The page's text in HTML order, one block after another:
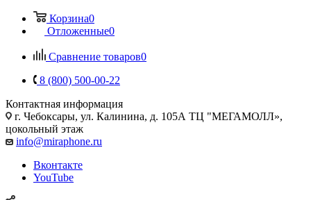
Корзина0
Отложенные0
Сравнение товаров0
8 (800) 500-00-22
Контактная информация
г. Чебоксары, ул. Калинина, д. 105А ТЦ "МЕГАМОЛЛ»,
цокольный этаж
info@miraphone.ru
Вконтакте
YouTube